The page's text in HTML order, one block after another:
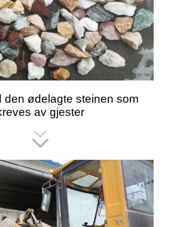
den ødelagte steinen som
av gjester